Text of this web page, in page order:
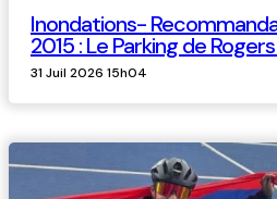
Inondations-
2015 : Le Parking de
31 Juil 2026 15h04